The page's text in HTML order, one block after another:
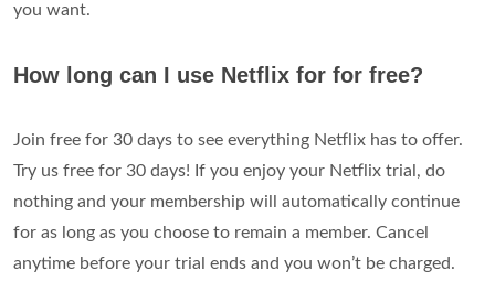
you want.
How long can I use Netflix for for free?
Join free for 30 days to see everything Netflix has to offer.
Try us free for 30 days! If you enjoy your Netflix trial, do
nothing and your membership will automatically continue
for as long as you choose to remain a member. Cancel
anytime before your trial ends and you won’t be charged.